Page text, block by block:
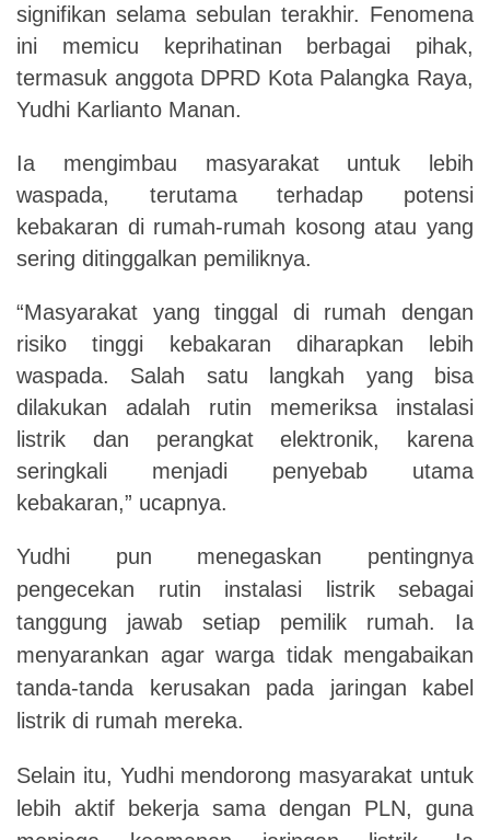
signifikan selama sebulan terakhir. Fenomena
ini memicu keprihatinan berbagai pihak,
termasuk anggota DPRD Kota Palangka Raya,
Yudhi Karlianto Manan.
Ia mengimbau masyarakat untuk lebih
waspada, terutama terhadap potensi
kebakaran di rumah-rumah kosong atau yang
sering ditinggalkan pemiliknya.
“Masyarakat yang tinggal di rumah dengan
risiko tinggi kebakaran diharapkan lebih
waspada. Salah satu langkah yang bisa
dilakukan adalah rutin memeriksa instalasi
listrik dan perangkat elektronik, karena
seringkali menjadi penyebab utama
kebakaran,” ucapnya.
Yudhi pun menegaskan pentingnya
pengecekan rutin instalasi listrik sebagai
tanggung jawab setiap pemilik rumah. Ia
menyarankan agar warga tidak mengabaikan
tanda-tanda kerusakan pada jaringan kabel
listrik di rumah mereka.
Selain itu, Yudhi mendorong masyarakat untuk
lebih aktif bekerja sama dengan PLN, guna